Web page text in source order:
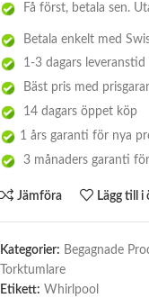
Få först, betala sen.
Betala enkelt med
1-3 dagars leveranstid
Bäst pris med
14 dagars öppet köp
1 års garanti för nya
3 månaders garanti
Jämföra Lägg till i
Kategorier: Begagnade
Torktumlare
Etikett: Whirlpool